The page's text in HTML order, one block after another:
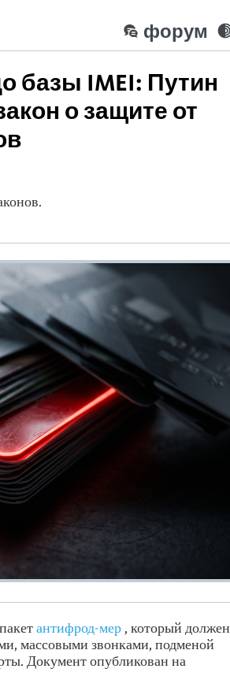
форум
базы IMEI: Путин
о защите от
антифрод-мер , который должен
массовыми звонками, подменой
Документ опубликован на